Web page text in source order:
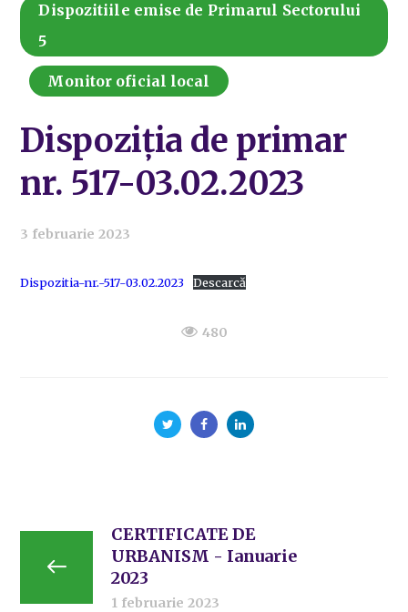
Dispozitiile emise de Primarul Sectorului
5
Monitor oficial local
Dispoziția de primar
nr. 517-03.02.2023
3 februarie 2023
Dispozitia-nr.-517-03.02.2023 Descarcă
480
CERTIFICATE DE
URBANISM - Ianuarie
2023
1 februarie 2023